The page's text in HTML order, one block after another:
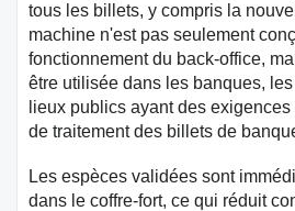
tous les billets, y compris la
machine n'est pas seulement
fonctionnement du back-office,
être utilisée dans les banques,
lieux publics ayant des
de traitement des billets de
Les espèces validées sont
dans le coffre-fort, ce qui réduit